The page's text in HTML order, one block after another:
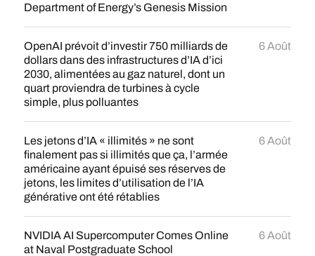
Department of Energy’s Genesis Mission
OpenAI prévoit d’investir 750 milliards de
dollars dans des infrastructures d’IA d’ici
2030, alimentées au gaz naturel, dont un
quart proviendra de turbines à cycle
simple, plus polluantes
6 Août
Les jetons d’IA « illimités » ne sont
finalement pas si illimités que ça, l’armée
américaine ayant épuisé ses réserves de
jetons, les limites d’utilisation de l’IA
générative ont été rétablies
6 Août
NVIDIA AI Supercomputer Comes Online
at Naval Postgraduate School
6 Août